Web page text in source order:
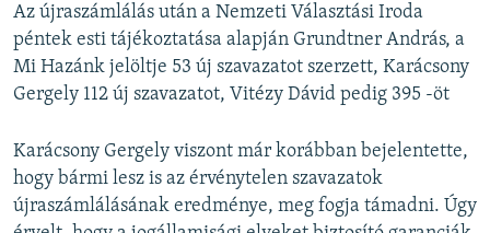
Az újraszámlálás után a Nemzeti Választási Iroda
péntek esti tájékoztatása alapján Grundtner András, a
Mi Hazánk jelöltje 53 új szavazatot szerzett, Karácsony
Gergely 112 új szavazatot, Vitézy Dávid pedig 395 -öt
Karácsony Gergely viszont már korábban bejelentette,
hogy bármi lesz is az érvénytelen szavazatok
újraszámlálásának eredménye, meg fogja támadni. Úgy